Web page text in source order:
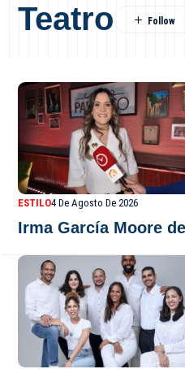
Teatro
ESTILO4 De Agosto De 2026
Irma García Moore